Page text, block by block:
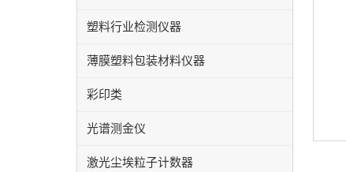
塑料行业检测仪器
薄膜塑料包装材料仪器
彩印类
光谱测金仪
激光尘埃粒子计数器